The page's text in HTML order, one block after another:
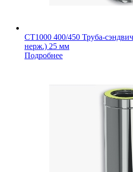
СТ1000 400/450 Труба-
нерж.) 25 мм
Подробнее